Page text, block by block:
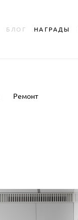
БЛОГ НАГРАДЫ
БЛОГ НАГРАДЫ
Ремонт